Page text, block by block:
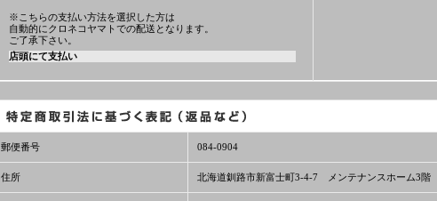
※こちらの支払い方法を選択した方は
自動的にクロネコヤマトでの配送となります。
ご了承下さい。
店頭にて支払い
郵便番号 084-0904
住所 北海道釧路市新富士町3-4-7 メンテナンスホーム3階